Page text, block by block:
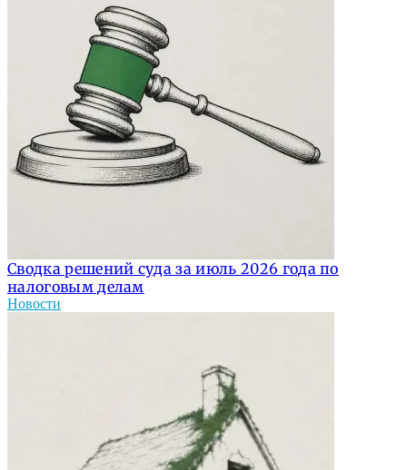
Сводка решений суда за июль 2026 года по
налоговым делам
Новости